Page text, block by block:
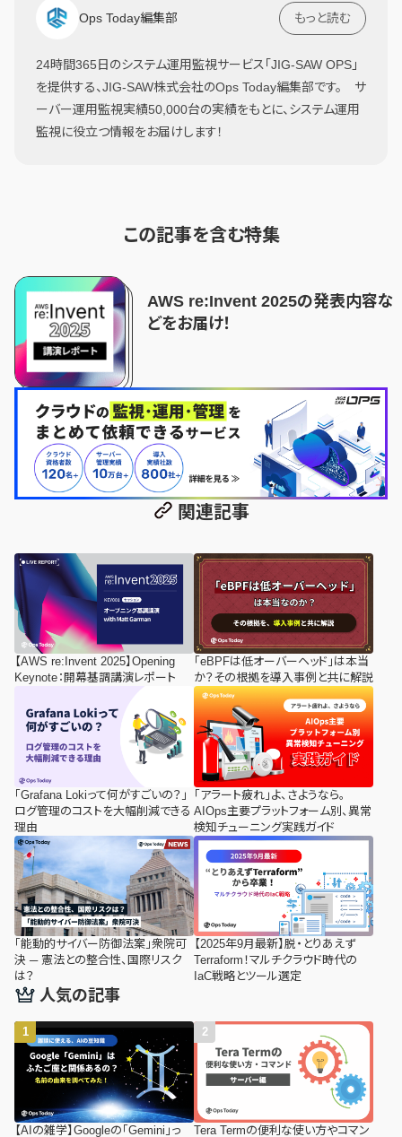
Ops Today編集部 もっと読む
24時間365日のシステム運用監視サービス「JIG-SAW OPS」
を提供する、JIG-SAW株式会社のOps Today編集部です。 サ
ーバー運用監視実績50,000台の実績をもとに、システム運用
監視に役立つ情報をお届けします！
この記事を含む特集
AWS re:Invent 2025の発表内容な
どをお届け！
関連記事
【AWS re:Invent 2025】Opening
Keynote：開幕基調講演レポート
「eBPFは低オーバーヘッド」は本当
か？その根拠を導入事例と共に解説
「Grafana Lokiって何がすごいの？」
ログ管理のコストを大幅削減できる
理由
「アラート疲れ」よ、さようなら。
AIOps主要プラットフォーム別、異常
検知チューニング実践ガイド
「能動的サイバー防御法案」衆院可
決 ─ 憲法との整合性、国際リスク
は？
【2025年9月最新】脱・とりあえず
Terraform！マルチクラウド時代の
IaC戦略とツール選定
人気の記事
【AIの雑学】Googleの「Gemini」っ
Tera Termの便利な使い方やコマン